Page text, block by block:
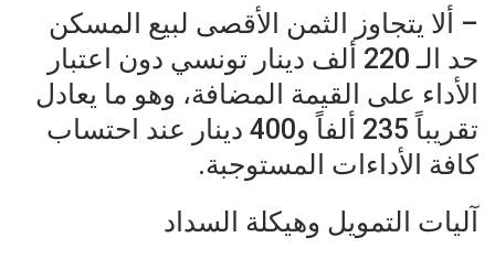
– ألا يتجاوز الثمن الأقصى لبيع المسكن
حد الـ 220 ألف دينار تونسي دون اعتبار
الأداء على القيمة المضافة، وهو ما يعادل
تقريباً 235 ألفاً و400 دينار عند احتساب
كافة الأداءات المستوجبة.
آليات التمويل وهيكلة السداد